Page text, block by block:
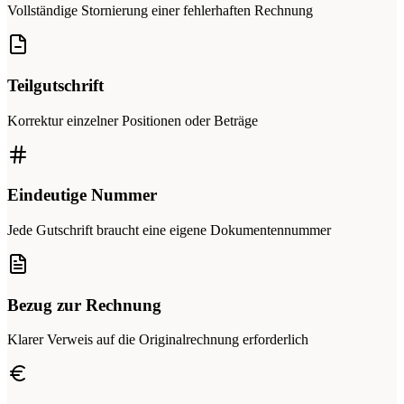
Vollständige Stornierung einer fehlerhaften Rechnung
Teilgutschrift
Korrektur einzelner Positionen oder Beträge
Eindeutige Nummer
Jede Gutschrift braucht eine eigene Dokumentennummer
Bezug zur Rechnung
Klarer Verweis auf die Originalrechnung erforderlich